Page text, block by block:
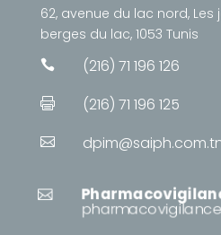
62, avenue du lac nord, Les
berges du lac, 1053 Tunis
 (216) 71 196 126
 (216) 71 196 125

